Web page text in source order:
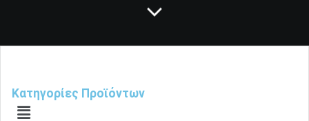
Κατηγορίες Προϊόντων